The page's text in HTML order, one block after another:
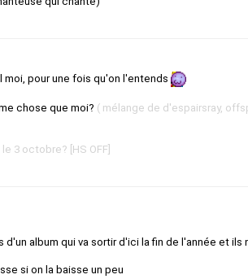
pour une fois qu'on l'entends
chose que moi? ( mélange de d'espairsray,
3 octobre? [HS OFF]
album qui va sortir d'ici la fin de l'année et ils
si on la baisse un peu